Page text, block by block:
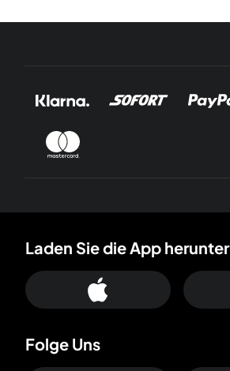
Laden Sie die App herunter
Folge Uns